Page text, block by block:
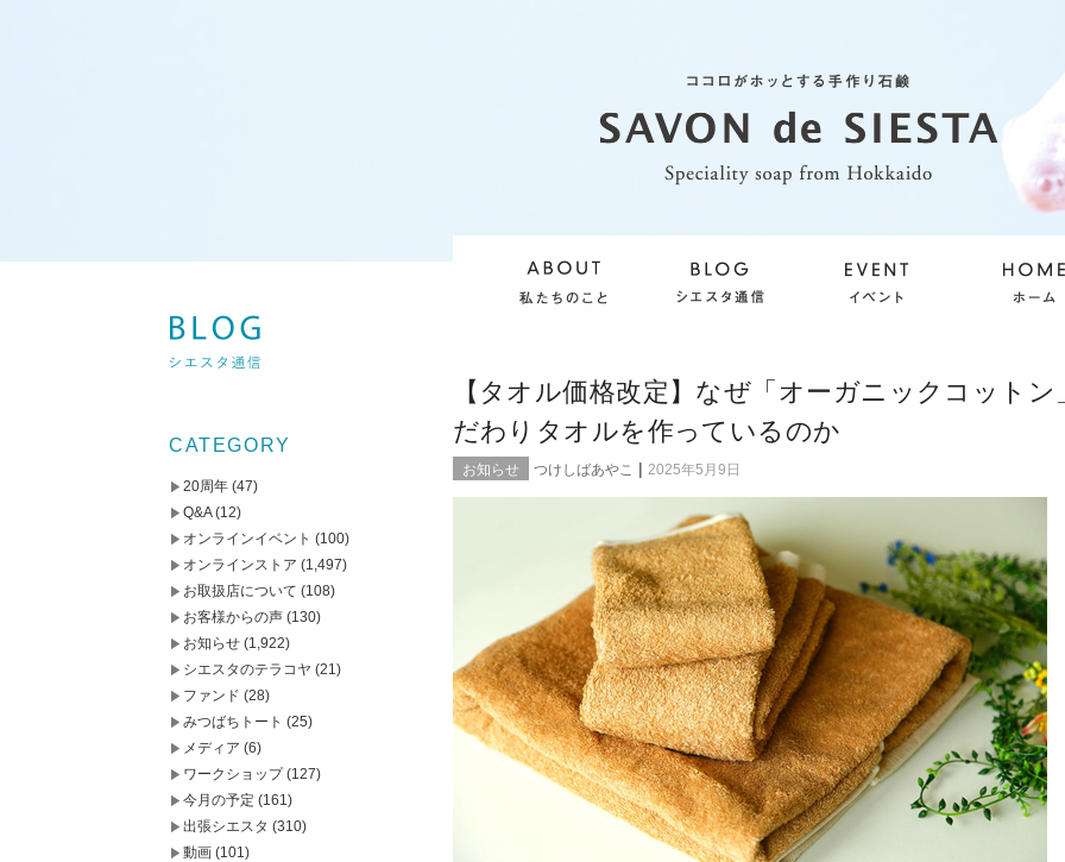
【タオル価格改定】なぜ「オーガニックコットン
だわりタオルを作っているのか
お知らせ つけしばあやこ | 2025年5月9日
CATEGORY
20周年 (47)
Q&A(12)
オンラインイベント (100)
オンラインストア (1,497)
お取扱店について (108)
お客様からの声 (130)
お知らせ (1,922)
シエスタのテラコヤ (21)
ファンド (28)
みつばちトート (25)
メディア (6)
ワークショップ(127)
今月の予定 (161)
出張シエスタ (310)
動画 (101)